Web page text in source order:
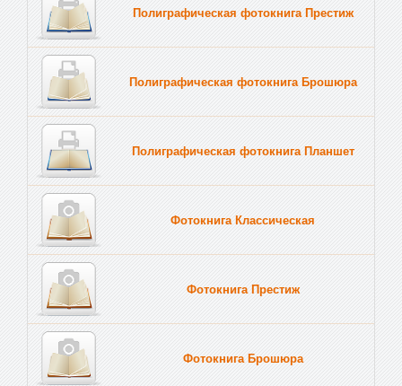
Полиграфическая фотокнига Престиж
Полиграфическая фотокнига Брошюра
Полиграфическая фотокнига Планшет
Фотокнига Классическая
Фотокнига Престиж
Фотокнига Брошюра